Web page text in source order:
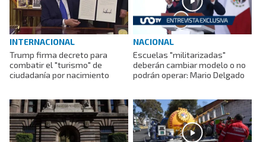
INTERNACIONAL
Trump firma decreto para
combatir el "turismo" de
ciudadanía por nacimiento
NACIONAL
Escuelas "militarizadas"
deberán cambiar modelo o no
podrán operar: Mario Delgado